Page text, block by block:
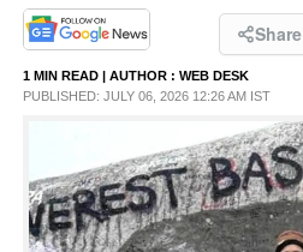
SPIRITUAL
Share
1 MIN READ | AUTHOR : WEB DESK
PUBLISHED: JULY 06, 2026 12:26 AM IST